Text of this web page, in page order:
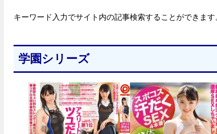
キーワード入力でサイト内の記事検索することができます
学園シリーズ